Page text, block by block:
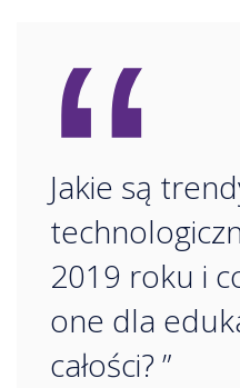
“
Jakie są
2019 roku i
one dla
całości? ”